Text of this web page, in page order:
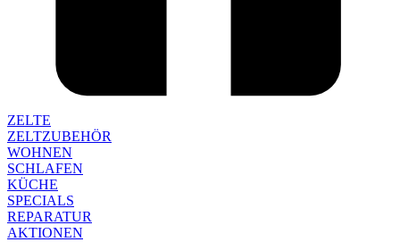
ZELTE
ZELTZUBEHÖR
WOHNEN
SCHLAFEN
KÜCHE
SPECIALS
REPARATUR
AKTIONEN